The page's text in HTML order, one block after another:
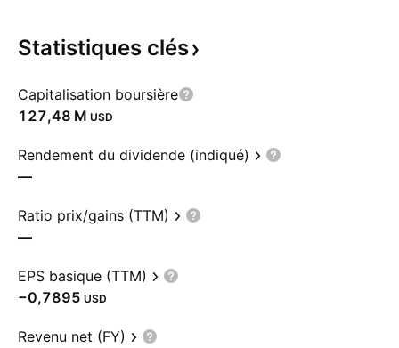
Statistiques clés
Capitalisation boursière
‪127,48 M‬ USD
Rendement du dividende (indiqué)
—
Ratio prix/gains (TTM)
—
EPS basique (TTM)
−0,7895 USD
Revenu net (FY)